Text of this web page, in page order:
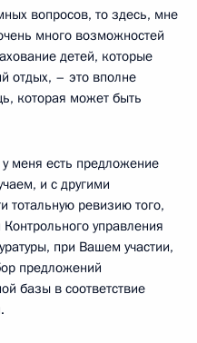
вопросов, то здесь, мне
много возможностей
детей, которые
отдых, – это вполне
которая может быть
меня есть предложение
и с другими
тотальную ревизию того,
Контрольного управления
при Вашем участии,
предложений
базы в соответствие